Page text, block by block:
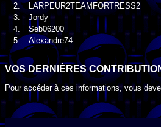
2.
LARPEUR2TEAMFORTRESS2
3.
Jordy
4.
Seb06200
5.
Alexandre74
VOS DERNIÈRES
Pour accéder à ces informations, vous